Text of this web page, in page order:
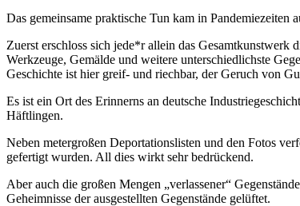
Das gemeinsame praktische Tun kam in
Zuerst erschloss sich jede*r allein das
Werkzeuge, Gemälde und weitere unterschiedlichste
Geschichte ist hier greif- und riechbar, der Geruch von
Es ist ein Ort des Erinnerns an deutsche
Häftlingen.
Neben metergroßen Deportationslisten und den Fotos
gefertigt wurden. All dies wirkt sehr bedrückend.
Aber auch die großen Mengen „verlassener“
Geheimnisse der ausgestellten Gegenstände gelüftet.